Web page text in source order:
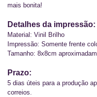
mais bonita!
Detalhes da impressão:
Material: Vinil Brilho
Impressão: Somente frente
Tamanho: 8x8cm
Prazo:
5 dias úteis para a produção
correios.